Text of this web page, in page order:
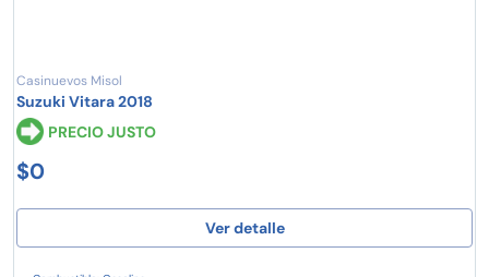
Casinuevos Misol
Suzuki Vitara 2018
PRECIO JUSTO
$0
Ver detalle